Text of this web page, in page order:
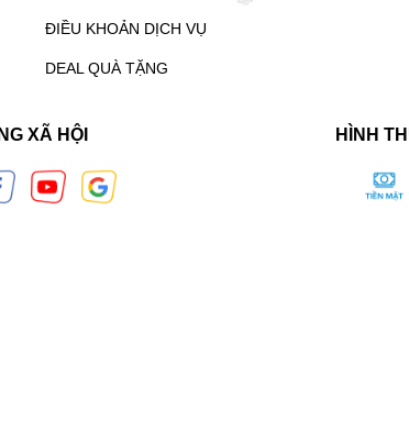
ĐIỀU KHOẢN DỊCH VỤ
DEAL QUÀ TẶNG
XÃ HỘI HÌNH